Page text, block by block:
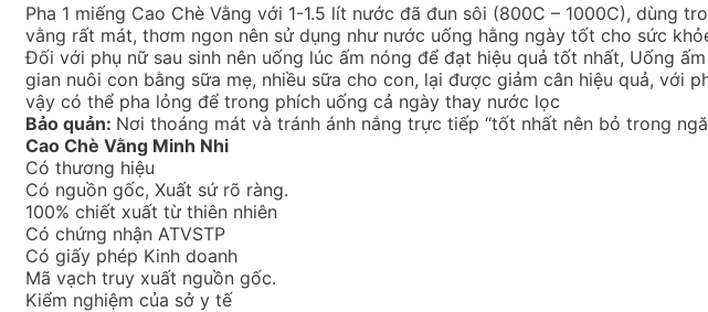
Pha 1 miếng Cao Chè Vằng với 1-1.5 lít nước đã đun sôi (800C – 1000C), dùng
vằng rất mát, thơm ngon nên sử dụng như nước uống hằng ngày tốt cho sức
Đối với phụ nữ sau sinh nên uống lúc ấm nóng để đạt hiệu quả tốt nhất, Uống
gian nuôi con bằng sữa mẹ, nhiều sữa cho con, lại được giảm cân hiệu quả, với
vậy có thể pha lỏng để trong phích uống cả ngày thay nước lọc
Bảo quản: Nơi thoáng mát và tránh ánh nắng trực tiếp “tốt nhất nên bỏ trong
Cao Chè Vằng Minh Nhi
Có thương hiệu
Có nguồn gốc, Xuất sứ rõ ràng.
100% chiết xuất từ thiên nhiên
Có chứng nhận ATVSTP
Có giấy phép Kinh doanh
Mã vạch truy xuất nguồn gốc.
Kiểm nghiệm của sở y tế